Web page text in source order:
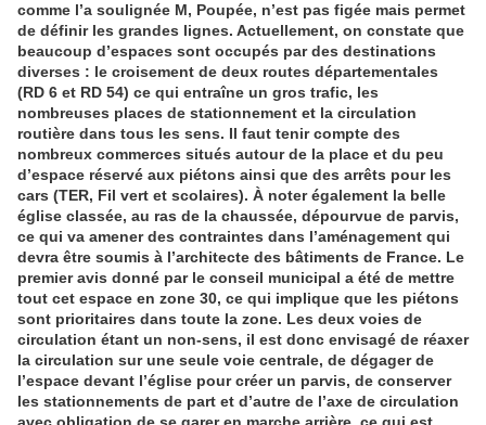
comme l’a soulignée M, Poupée, n’est pas figée mais permet
de définir les grandes lignes. Actuellement, on constate que
beaucoup d’espaces sont occupés par des destinations
diverses : le croisement de deux routes départementales
(RD 6 et RD 54) ce qui entraîne un gros trafic, les
nombreuses places de stationnement et la circulation
routière dans tous les sens. Il faut tenir compte des
nombreux commerces situés autour de la place et du peu
d’espace réservé aux piétons ainsi que des arrêts pour les
cars (TER, Fil vert et scolaires). À noter également la belle
église classée, au ras de la chaussée, dépourvue de parvis,
ce qui va amener des contraintes dans l’aménagement qui
devra être soumis à l’architecte des bâtiments de France. Le
premier avis donné par le conseil municipal a été de mettre
tout cet espace en zone 30, ce qui implique que les piétons
sont prioritaires dans toute la zone. Les deux voies de
circulation étant un non-sens, il est donc envisagé de réaxer
la circulation sur une seule voie centrale, de dégager de
l’espace devant l’église pour créer un parvis, de conserver
les stationnements de part et d’autre de l’axe de circulation